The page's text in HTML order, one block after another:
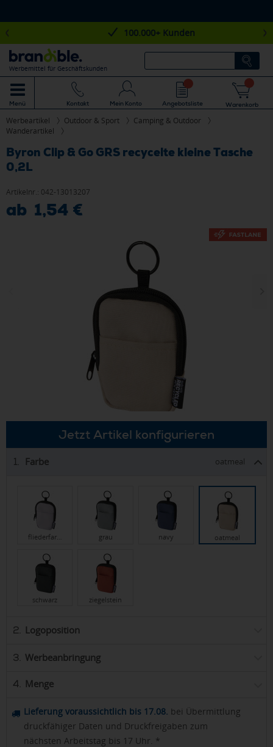
100.000+ Kunden
Werbemittel für Geschäftskunden
Menü Kontakt Mein Konto Angebotsliste Warenkorb
Werbeartikel Outdoor & Sport
Camping & Outdoor
Wanderartikel
Byron Clip & Go GRS recycelte kleine Tasche
0,2L
Artikelnr.: 042-13013207
ab 1,54 €
Jetzt Artikel konfigurieren
1. Farbe oatmeal
fliederfar… grau navy oatmeal
schwarz ziegelstein
2. Logoposition
3. Werbeanbringung
4. Menge
Lieferung voraussichtlich bis 17.08. bei Übermittlung
druckfähiger Daten und Druckfreigaben zum
nächsten Arbeitstag bis 17 Uhr. *